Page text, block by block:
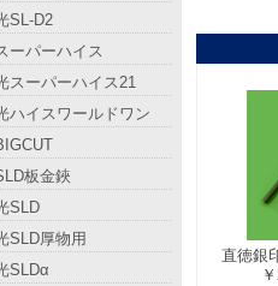
直徳銀
SL-D2
ーパーハイス
スーパーハイス21
ハイスワールドワン
板金鋏
SLD
SLD厚物用
SLDα